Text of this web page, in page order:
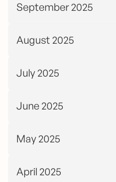
September 2025
August 2025
July 2025
June 2025
May 2025
April 2025